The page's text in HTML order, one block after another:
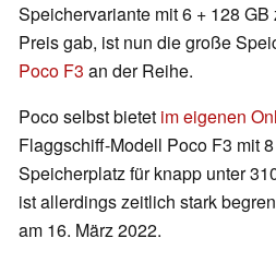
Speichervariante mit 6 + 128
Preis gab, ist nun die große
Poco F3 an der Reihe.
Poco selbst bietet im eigenen
Flaggschiff-Modell Poco F3 mit
Speicherplatz für knapp unter
ist allerdings zeitlich stark
am 16. März 2022.